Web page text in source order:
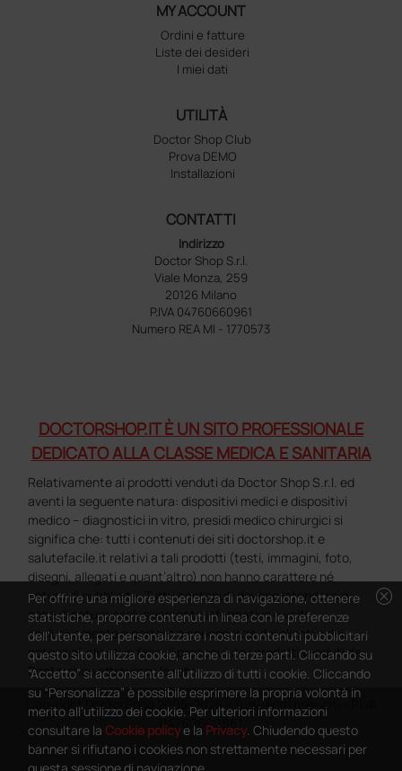
MY ACCOUNT
Ordini e fatture
Liste dei desideri
I miei dati
UTILITÀ
Doctor Shop Club
Prova DEMO
Installazioni
CONTATTI
Indirizzo
Doctor Shop S.r.l.
Viale Monza, 259
20126 Milano
P.IVA 04760660961
Numero REA MI - 1770573
DOCTORSHOP.IT È UN SITO PROFESSIONALE
DEDICATO ALLA CLASSE MEDICA E SANITARIA
Relativamente ai prodotti venduti da Doctor Shop S.r.l. ed
aventi la seguente natura: dispositivi medici e dispositivi
medico – diagnostici in vitro, presidi medico chirurgici si
significa che: tutti i contenuti dei siti doctorshop.it e
salutefacile.it relativi a tali prodotti (testi, immagini, foto,
disegni, allegati e quant’altro) non hanno carattere né
natura di pubblicità. Tutti i contenuti devono intendersi e
sono di natura esclusivamente informativa e volti
esclusivamente a portare a conoscenza dei clienti e dei
potenziali clienti in fase di preacquisto i prodotti venduti da
Doctorshop attraverso la rete.
Copyright DoctorShop 2005-2026 - Tutti diritti riservati - P.IVA
04760660961
cancel
Per offrire una migliore esperienza di navigazione, ottenere
statistiche, proporre contenuti in linea con le preferenze
dell'utente, per personalizzare i nostri contenuti pubblicitari
questo sito utilizza cookie, anche di terze parti. Cliccando su
“Accetto” si acconsente all'utilizzo di tutti i cookie. Cliccando
su “Personalizza” è possibile esprimere la propria volontà in
merito all'utilizzo dei cookie. Per ulteriori informazioni
consultare la Cookie policye la Privacy. Chiudendo questo
banner si rifiutano i cookies non strettamente necessari per